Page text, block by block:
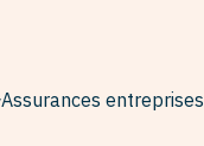
Assurances entreprises